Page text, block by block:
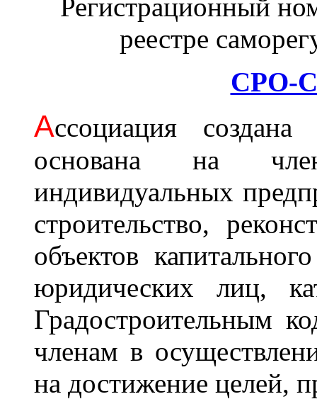
Регистрационный
реестре
СРО-
Ассоциация
основана на
индивидуальных
строительство,
объектов
юридических лиц,
Градостроительным
членам в
на достижение целей,